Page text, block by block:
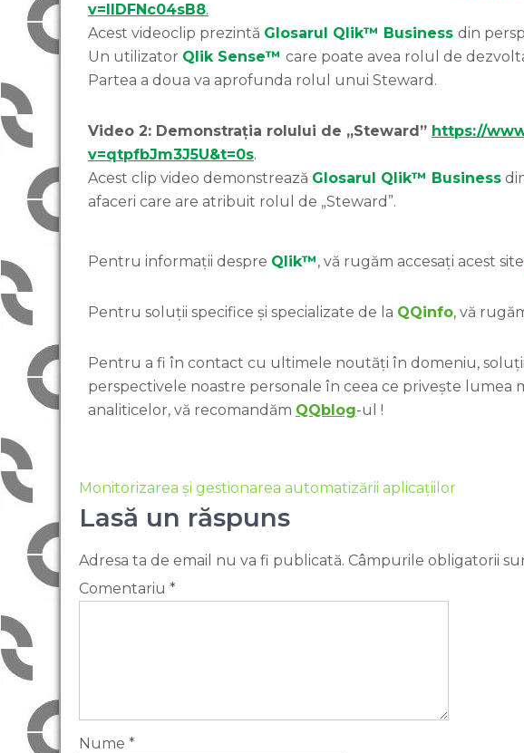
v=lIDFNc04sB8.
Acest videoclip prezintă Glosarul Qlik™ Business din
Un utilizator Qlik Sense™ care poate avea rolul de
Partea a doua va aprofunda rolul unui Steward.
Video 2: Demonstrația rolului de „Steward” https://
v=qtpfbJm3J5U&t=0s.
Acest clip video demonstrează Glosarul Qlik™ Business
afaceri care are atribuit rolul de „Steward”.
Pentru informații despre Qlik™, vă rugăm accesați acest
Pentru soluții specifice și specializate de la QQinfo, vă
Pentru a fi în contact cu ultimele noutăți în domeniu,
perspectivele noastre personale în ceea ce privește lumea
analiticelor, vă recomandăm QQblog-ul !
Monitorizarea și gestionarea automatizării aplicațiilor
Lasă un răspuns
Adresa ta de email nu va fi publicată. Câmpurile obligatorii
Comentariu *
Nume *